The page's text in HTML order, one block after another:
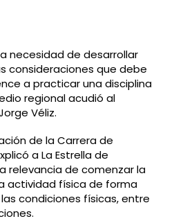
necesidad de desarrollar
consideraciones que debe
a practicar una disciplina
regional acudió al
Véliz.
de la Carrera de
a La Estrella de
relevancia de comenzar la
actividad física de forma
condiciones físicas, entre